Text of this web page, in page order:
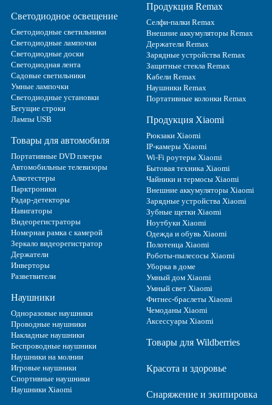
Светодиодное освещение
Светодиодные светильники
Светодиодные лампочки
Светодиодные доски
Светодиодная лента
Садовые светильники
Умные лампочки
Светодиодные установки
Бегущие строки
Лампы USB
Товары для автомобиля
Портативные DVD плееры
Автомобильные телевизоры
Алкотестеры
Парктроники
Радар-детекторы
Навигаторы
Видеорегистраторы
Номерная рамка с камерой
Зеркало видеорегистратор
Держатели
Инверторы
Разветвители
Наушники
Одноразовые наушники
Проводные наушники
Накладные наушники
Беспроводные наушники
Наушники на молнии
Игровые наушники
Спортивные наушники
Наушники Xiaomi
Продукция Remax
Селфи-палки Remax
Внешние аккумуляторы Remax
Держатели Remax
Зарядные устройства Remax
Защитные стекла Remax
Кабели Remax
Наушники Remax
Портативные колонки Remax
Продукция Xiaomi
Рюкзаки Xiaomi
IP-камеры Xiaomi
Wi-Fi роутеры Xiaomi
Бытовая техника Xiaomi
Чайники и термосы Xiaomi
Внешние аккумуляторы Xiaomi
Зарядные устройства Xiaomi
Зубные щетки Xiaomi
Ноутбуки Xiaomi
Одежда и обувь Xiaomi
Полотенца Xiaomi
Роботы-пылесосы Xiaomi
Уборка в доме
Умный дом Xiaomi
Умный свет Xiaomi
Фитнес-браслеты Xiaomi
Чемоданы Xiaomi
Аксессуары Xiaomi
Товары для Wildberries
Красота и здоровье
Снаряжение и экипировка